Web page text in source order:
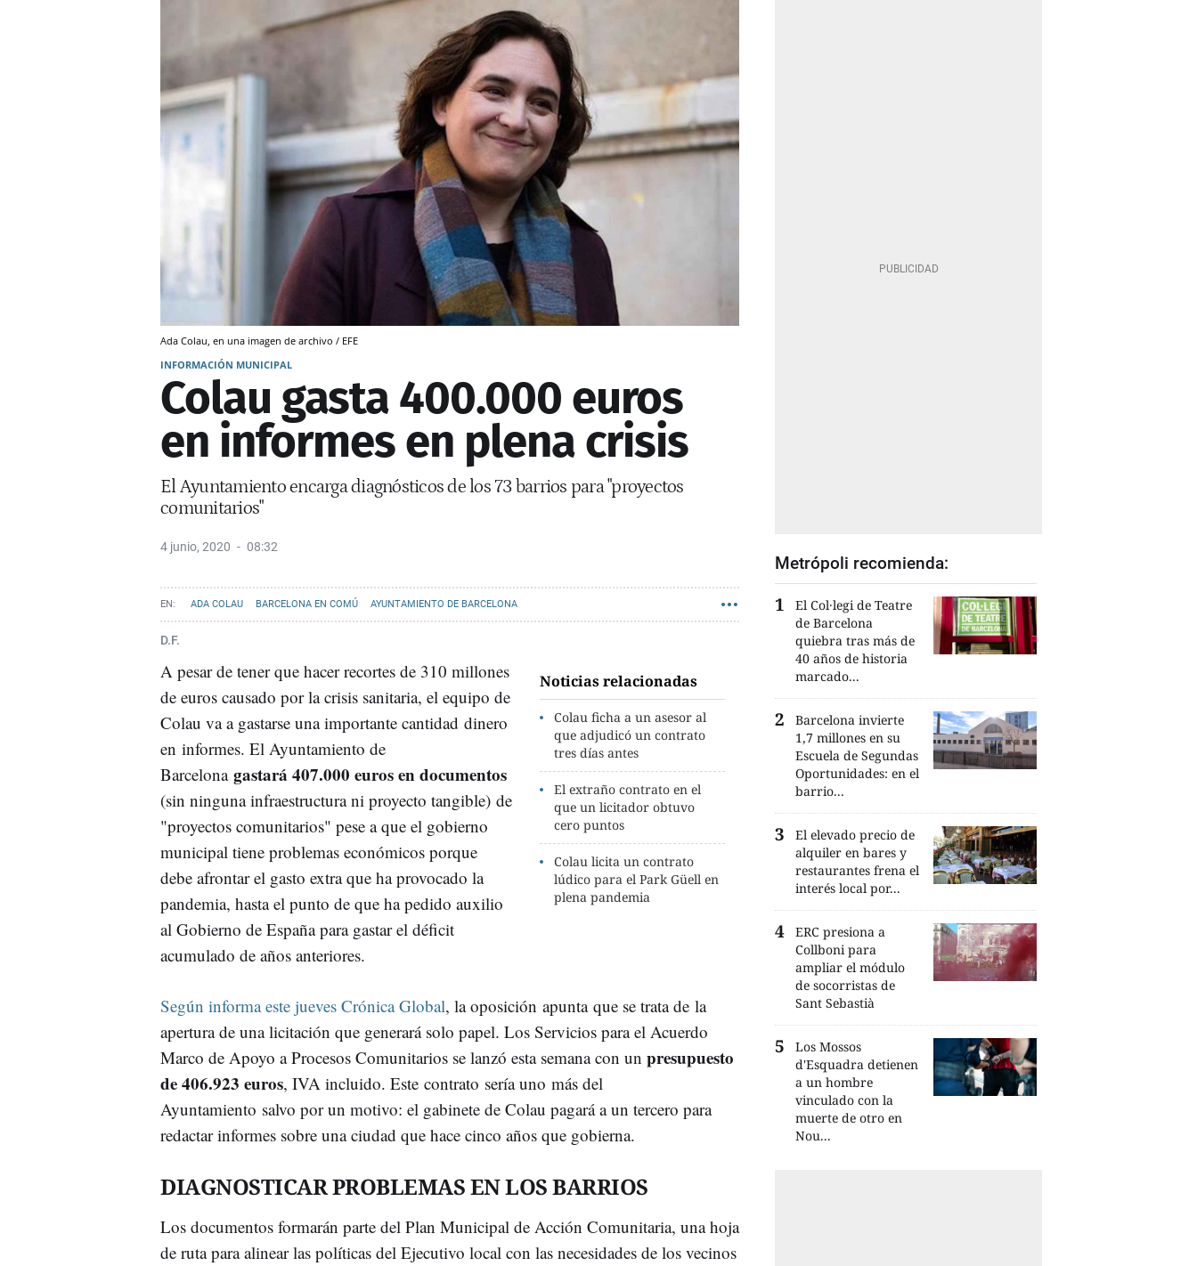
Ada Colau, en una imagen de archivo / EFE
INFORMACIÓN MUNICIPAL
Colau gasta 400.000 euros
en informes en plena crisis
El Ayuntamiento encarga diagnósticos de los 73 barrios para "proyectos
comunitarios"
4 junio, 2020 08:32
ADA COLAU BARCELONA EN COMÚ AYUNTAMIENTO DE BARCELONA
D.F.
Noticias relacionadas
Colau ficha a un asesor al
que adjudicó un contrato
tres días antes
El extraño contrato en el
que un licitador obtuvo
cero puntos
Colau licita un contrato
lúdico para el Park Güell en
plena pandemia
A pesar de tener que hacer recortes de 310 millones
de euros causado por la crisis sanitaria, el equipo de
Colau va a gastarse una importante cantidad dinero
en informes. El Ayuntamiento de
Barcelona gastará 407.000 euros en documentos
(sin ninguna infraestructura ni proyecto tangible) de
"proyectos comunitarios" pese a que el gobierno
municipal tiene problemas económicos porque
debe afrontar el gasto extra que ha provocado la
pandemia, hasta el punto de que ha pedido auxilio
al Gobierno de España para gastar el déficit
acumulado de años anteriores.
Según informa este jueves Crónica Global, la oposición apunta que se trata de la
apertura de una licitación que generará solo papel. Los Servicios para el Acuerdo
Marco de Apoyo a Procesos Comunitarios se lanzó esta semana con un presupuesto
de 406.923 euros, IVA incluido. Este contrato sería uno más del
Ayuntamiento salvo por un motivo: el gabinete de Colau pagará a un tercero para
redactar informes sobre una ciudad que hace cinco años que gobierna.
DIAGNOSTICAR PROBLEMAS EN LOS BARRIOS
Los documentos formarán parte del Plan Municipal de Acción Comunitaria, una hoja
de ruta para alinear las políticas del Ejecutivo local con las necesidades de los vecinos
Metrópoli recomienda:
El Col·legi de Teatre
de Barcelona
quiebra tras más de
40 años de historia
marcado...
Barcelona invierte
1,7 millones en su
Escuela de Segundas
Oportunidades: en el
barrio...
El elevado precio de
alquiler en bares y
restaurantes frena el
interés local por...
ERC presiona a
Collboni para
ampliar el módulo
de socorristas de
Sant Sebastià
Los Mossos
d'Esquadra detienen
a un hombre
vinculado con la
muerte de otro en
Nou...